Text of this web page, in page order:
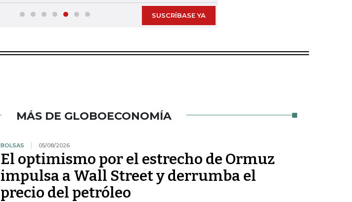
SUSCRÍBASE YA
MÁS DE GLOBOECONOMÍA
BOLSAS 05/08/2026
El optimismo por el estrecho de Ormuz
impulsa a Wall Street y derrumba el
precio del petróleo